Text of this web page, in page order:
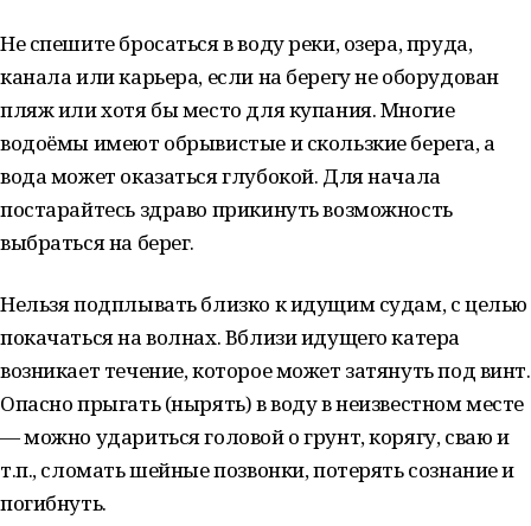
Не спешите бросаться в воду реки, озера, пруда,
канала или карьера, если на берегу не оборудован
пляж или хотя бы место для купания. Многие
водоёмы имеют обрывистые и скользкие берега, а
вода может оказаться глубокой. Для начала
постарайтесь здраво прикинуть возможность
выбраться на берег.
Нельзя подплывать близко к идущим судам, с целью
покачаться на волнах. Вблизи идущего катера
возникает течение, которое может затянуть под винт.
Опасно прыгать (нырять) в воду в неизвестном месте
— можно удариться головой о грунт, корягу, сваю и
т.п., сломать шейные позвонки, потерять сознание и
погибнуть.